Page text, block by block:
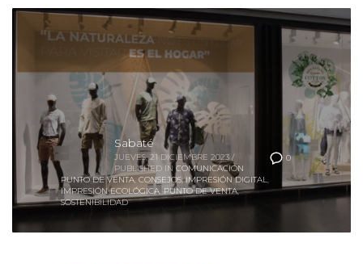
0
Sabaté
JUEVES, 21 DICIEMBRE 2023
PUBLISHED IN COMUNICACIÓN
PUNTO DE VENTA,CONSEJOS,IMPRESIÓN DIGITAL
IMPRESIÓN ECOLÓGICA,PUNTO DE VENTA,
SOSTENIBILIDAD